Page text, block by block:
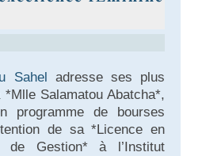
Sahel
adresse ses plus
Salamatou Abatcha*,
programme de bourses
de sa *Licence en
de Gestion* à l’Institut